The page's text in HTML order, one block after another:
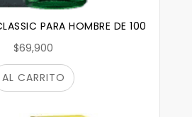
PARA HOMBRE DE 100 ML.
$69,900
AL CARRITO